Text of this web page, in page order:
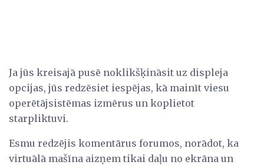
Ja jūs kreisajā pusē noklikšķināsit uz displeja
opcijas, jūs redzēsiet iespējas, kā mainīt viesu
operētājsistēmas izmērus un koplietot
starpliktuvi.
Esmu redzējis komentārus forumos, norādot, ka
virtuālā mašīna aizņem tikai daļu no ekrāna un